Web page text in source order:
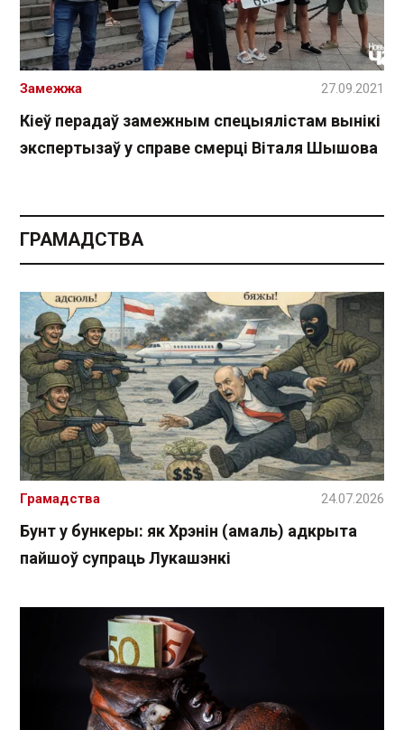
Кіеў перадаў замежным спецыялістам вынікі
экспертызаў у справе смерці Віталя Шышова
Замежжа 27.09.2021
ГРАМАДСТВА
Бунт у бункеры: як Хрэнін (амаль) адкрыта
пайшоў супраць Лукашэнкі
Грамадства 24.07.2026